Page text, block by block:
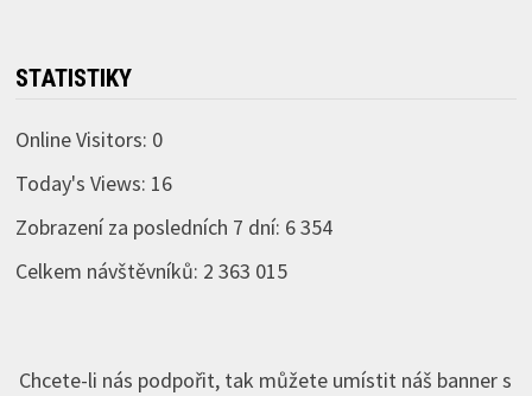
STATISTIKY
Online Visitors: 0
Today's Views: 16
Zobrazení za posledních 7 dní: 6 354
Celkem návštěvníků: 2 363 015
Chcete-li nás podpořit, tak můžete umístit náš banner s